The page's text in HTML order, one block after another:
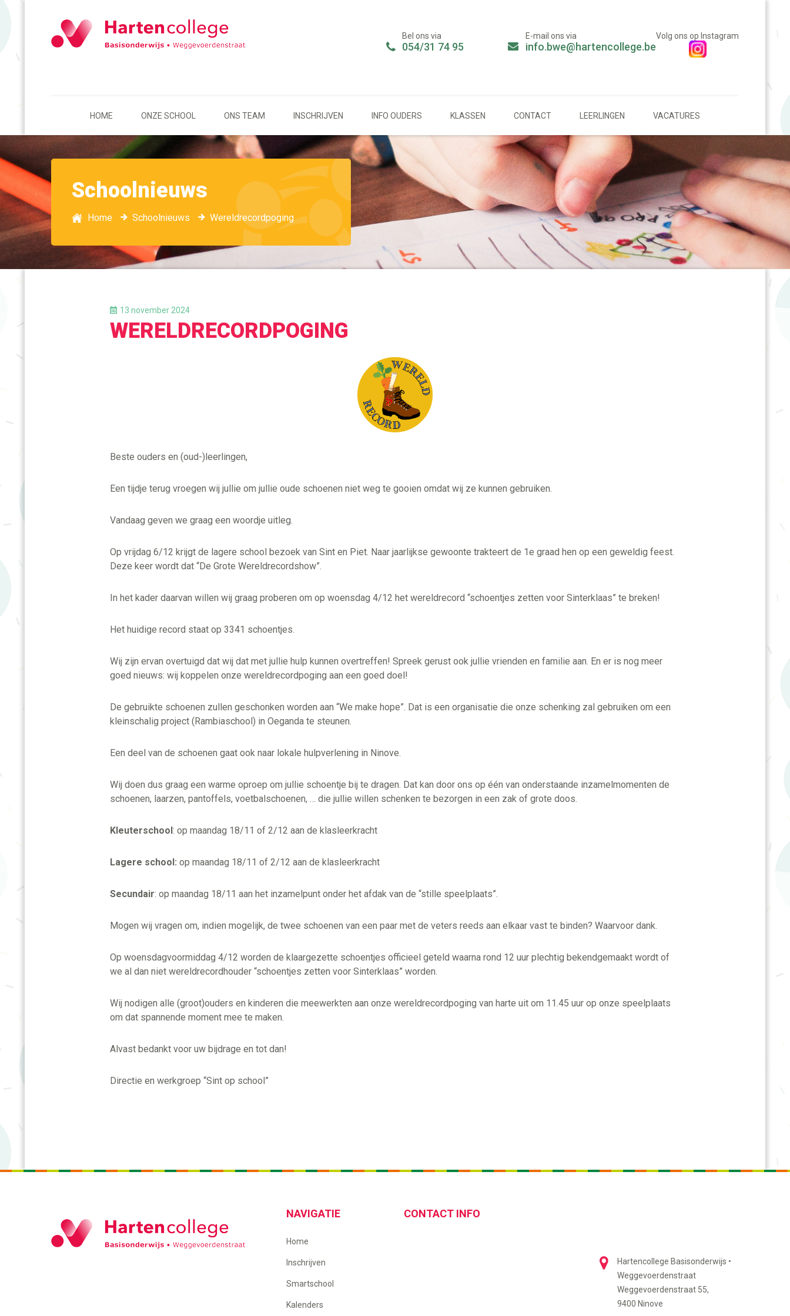
Volg ons op Instagram
Bel ons via
054/31 74 95
E-mail ons via
info.bwe@hartencollege.be
HOME ONZE SCHOOL ONS TEAM INSCHRIJVEN INFO OUDERS KLASSEN CONTACT LEERLINGEN VACATURES
Schoolnieuws
Home Schoolnieuws Wereldrecordpoging
13 november 2024
WERELDRECORDPOGING
Beste ouders en (oud-)leerlingen,
Een tijdje terug vroegen wij jullie om jullie oude schoenen niet weg te gooien omdat wij ze kunnen gebruiken.
Vandaag geven we graag een woordje uitleg.
Op vrijdag 6/12 krijgt de lagere school bezoek van Sint en Piet. Naar jaarlijkse gewoonte trakteert de 1e graad hen op een geweldig feest.
Deze keer wordt dat “De Grote Wereldrecordshow”.
In het kader daarvan willen wij graag proberen om op woensdag 4/12 het wereldrecord “schoentjes zetten voor Sinterklaas” te breken!
Het huidige record staat op 3341 schoentjes.
Wij zijn ervan overtuigd dat wij dat met jullie hulp kunnen overtreffen! Spreek gerust ook jullie vrienden en familie aan. En er is nog meer
goed nieuws: wij koppelen onze wereldrecordpoging aan een goed doel!
De gebruikte schoenen zullen geschonken worden aan “We make hope”. Dat is een organisatie die onze schenking zal gebruiken om een
kleinschalig project (Rambiaschool) in Oeganda te steunen.
Een deel van de schoenen gaat ook naar lokale hulpverlening in Ninove.
Wij doen dus graag een warme oproep om jullie schoentje bij te dragen. Dat kan door ons op één van onderstaande inzamelmomenten de
schoenen, laarzen, pantoffels, voetbalschoenen, … die jullie willen schenken te bezorgen in een zak of grote doos.
Kleuterschool: op maandag 18/11 of 2/12 aan de klasleerkracht
Lagere school: op maandag 18/11 of 2/12 aan de klasleerkracht
Secundair: op maandag 18/11 aan het inzamelpunt onder het afdak van de “stille speelplaats”.
Mogen wij vragen om, indien mogelijk, de twee schoenen van een paar met de veters reeds aan elkaar vast te binden? Waarvoor dank.
Op woensdagvoormiddag 4/12 worden de klaargezette schoentjes officieel geteld waarna rond 12 uur plechtig bekendgemaakt wordt of
we al dan niet wereldrecordhouder “schoentjes zetten voor Sinterklaas” worden.
Wij nodigen alle (groot)ouders en kinderen die meewerkten aan onze wereldrecordpoging van harte uit om 11.45 uur op onze speelplaats
om dat spannende moment mee te maken.
Alvast bedankt voor uw bijdrage en tot dan!
Directie en werkgroep “Sint op school”
NAVIGATIE
Home
Inschrijven
Smartschool
Kalenders
CONTACT INFO
Hartencollege Basisonderwijs •
Weggevoerdenstraat
Weggevoerdenstraat 55,
9400 Ninove